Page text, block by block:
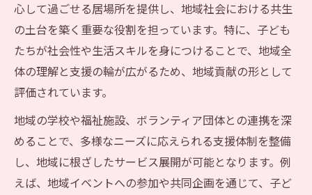
心して過ごせる居場所を提供し、地域社会における共生
の土台を築く重要な役割を担っています。特に、子ども
たちが社会性や生活スキルを身につけることで、地域全
体の理解と支援の輪が広がるため、地域貢献の形として
評価されています。
地域の学校や福祉施設、ボランティア団体との連携を深
めることで、多様なニーズに応えられる支援体制を整備
し、地域に根ざしたサービス展開が可能となります。例
えば、地域イベントへの参加や共同企画を通じて、子ど